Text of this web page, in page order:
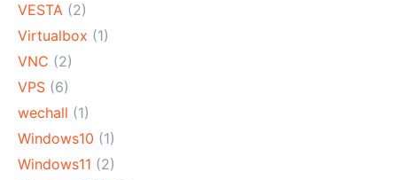
VESTA (2)
Virtualbox (1)
VNC (2)
VPS (6)
wechall (1)
Windows10 (1)
Windows11 (2)